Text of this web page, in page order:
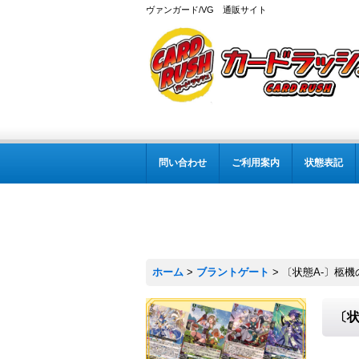
ヴァンガード/VG 通販サイト
問い合わせ ご利用案内 状態表記
ホーム > ブラントゲート > 〔状態A-〕柩
〔